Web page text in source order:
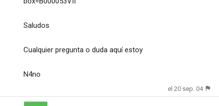
Saludos
Cualquier pregunta o duda aquí estoy
N4no
el 20 sep. 04